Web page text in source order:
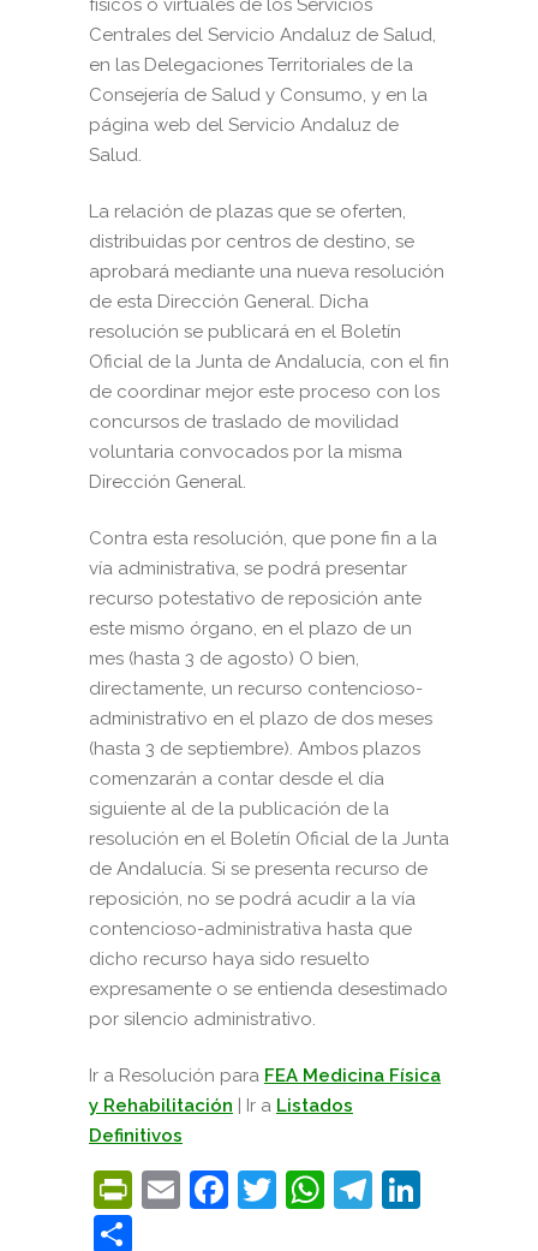
físicos o virtuales de los Servicios
Centrales del Servicio Andaluz de Salud,
en las Delegaciones Territoriales de la
Consejería de Salud y Consumo, y en la
página web del Servicio Andaluz de
Salud.
La relación de plazas que se oferten,
distribuidas por centros de destino, se
aprobará mediante una nueva resolución
de esta Dirección General. Dicha
resolución se publicará en el Boletín
Oficial de la Junta de Andalucía, con el fin
de coordinar mejor este proceso con los
concursos de traslado de movilidad
voluntaria convocados por la misma
Dirección General.
Contra esta resolución, que pone fin a la
vía administrativa, se podrá presentar
recurso potestativo de reposición ante
este mismo órgano, en el plazo de un
mes (hasta 3 de agosto) O bien,
directamente, un recurso contencioso-
administrativo en el plazo de dos meses
(hasta 3 de septiembre). Ambos plazos
comenzarán a contar desde el día
siguiente al de la publicación de la
resolución en el Boletín Oficial de la Junta
de Andalucía. Si se presenta recurso de
reposición, no se podrá acudir a la vía
contencioso-administrativa hasta que
dicho recurso haya sido resuelto
expresamente o se entienda desestimado
por silencio administrativo.
Ir a Resolución para FEA Medicina Física
y Rehabilitación | Ir a Listados
Definitivos
PrintFriendly
EmailFacebook
Twitter
WhatsApp